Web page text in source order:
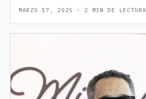
MARZO 17, 2025 · 2 MIN DE LECTURA